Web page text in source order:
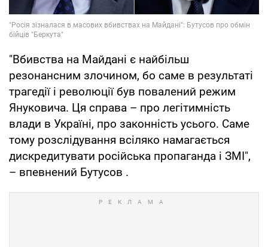
"Вбивства на Майдані є найбільш
резонансним злочином, бо саме в результаті
трагедії і революції був повалений режим
Януковича. Ця справа – про легітимність
влади в Україні, про законність усього. Саме
тому розслідування всіляко намагається
дискредитувати російська пропаганда і ЗМІ",
– впевнений Бутусов .